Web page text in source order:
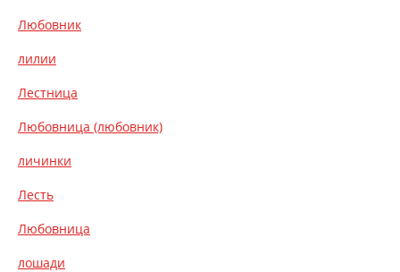
Любовник
лилии
Лестница
Любовница (любовник)
личинки
Лесть
Любовница
лошади